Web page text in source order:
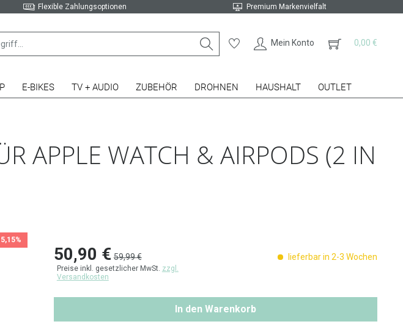
Flexible Zahlungsoptionen Premium Markenvielfalt
Mein Konto 0,00 €
E-BIKES TV + AUDIO ZUBEHÖR DROHNEN HAUSHALT OUTLET
APPLE WATCH & AIRPODS (2 IN
50,90 € 59,99 €
Preise inkl. gesetzlicher MwSt. zzgl.
Versandkosten
lieferbar in 2-3 Wochen
In den Warenkorb